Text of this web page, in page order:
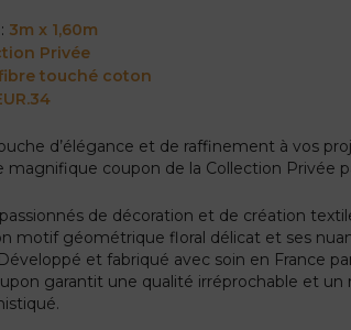
3m x 1,60m
Privée
touché coton
d’élégance et de raffinement à vos
magnifique coupon de la Collection Privée
de décoration et de création
motif géométrique floral délicat et ses
et fabriqué avec soin en France
garantit une qualité irréprochable et un